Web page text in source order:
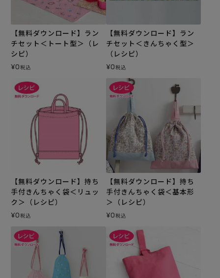
【無料ダウンロード】ラン
チセット＜トート型＞（レ
シピ）
¥0税込
【無料ダウンロード】ラン
チセット＜きんちゃく型＞
（レシピ）
¥0税込
【無料ダウンロード】持ち
手付きんちゃく袋＜リュッ
ク＞（レシピ）
¥0税込
【無料ダウンロード】持ち
手付きんちゃく袋＜基本形
＞（レシピ）
¥0税込